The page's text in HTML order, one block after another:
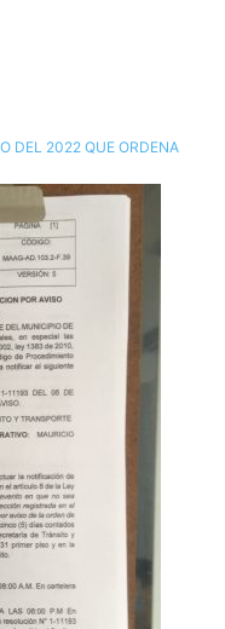
DEL 2022 QUE ORDENA